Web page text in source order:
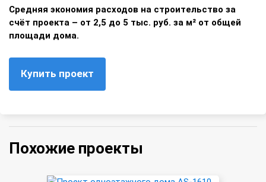
Средняя экономия расходов на строительство за
счёт проекта – от 2,5 до 5 тыс. руб. за м² от общей
площади дома.
Купить проект
Похожие проекты